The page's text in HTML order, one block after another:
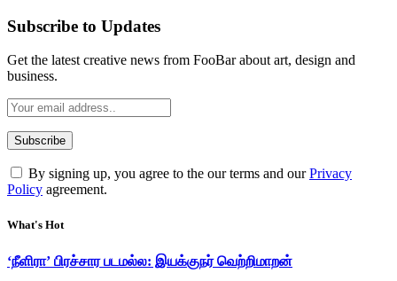
Subscribe to Updates
Get the latest creative news from FooBar about art, design and
business.
By signing up, you agree to the our terms and ourPrivacy
Policy agreement.
What's Hot
‘நீளிரா’ பிரச்சார படமல்ல: இயக்குநர் வெற்றிமாறன்